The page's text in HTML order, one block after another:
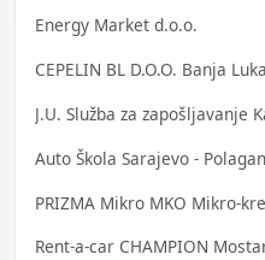
Energy Market d.o.o.
CEPELIN BL D.O.O. Banja Luka
J.U. Služba za zapošljavanje
Auto Škola Sarajevo -
PRIZMA Mikro MKO Mikro-
Rent-a-car CHAMPION